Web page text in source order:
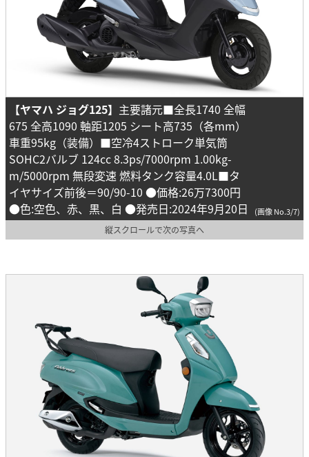
【ヤマハ ジョグ125】 主要諸元■全長1740 全幅
675 全高1090 軸距1205 シート高735（各mm）
車重95kg（装備）■空冷4ストローク単気筒
SOHC2バルブ 124cc 8.3ps/7000rpm 1.00kg-
m/5000rpm 無段変速 燃料タンク容量4.0L■タ
イヤサイズ前後＝90/90-10 ●価格:26万7300円
●色:空色、赤、黒、白 ●発売日:2024年9月20日
(画像 No.3/7)
縦スクロールで次の写真へ